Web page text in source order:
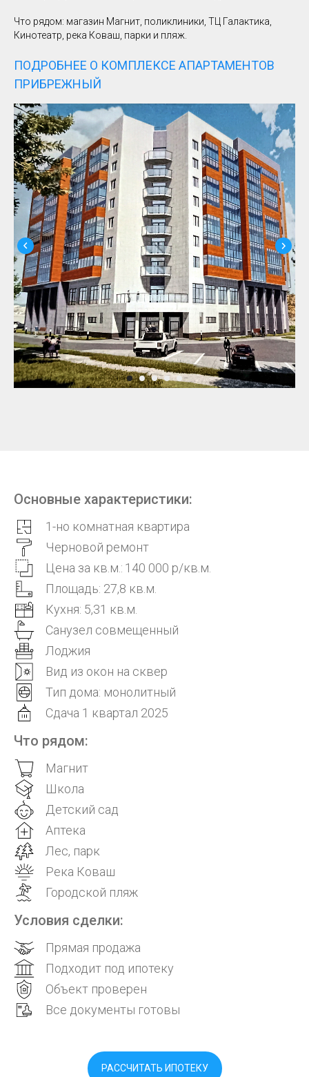
Что рядом: магазин Магнит, поликлиники, ТЦ Галактика,
Кинотеатр, река Коваш, парки и пляж.
ПОДРОБНЕЕ О КОМПЛЕКСЕ АПАРТАМЕНТОВ
ПРИБРЕЖНЫЙ
Основные характеристики:
1-но комнатная квартира
Черновой ремонт
Цена за кв.м.: 140 000 р/кв.м.
Площадь: 27,8 кв.м.
Кухня: 5,31 кв.м.
Санузел совмещенный
Лоджия
Вид из окон на сквер
Тип дома: монолитный
Сдача 1 квартал 2025
Что рядом:
Магнит
Школа
Детский сад
Аптека
Лес, парк
Река Коваш
Городской пляж
Условия сделки:
Прямая продажа
Подходит под ипотеку
Объект проверен
Все документы готовы
РАССЧИТАТЬ ИПОТЕКУ